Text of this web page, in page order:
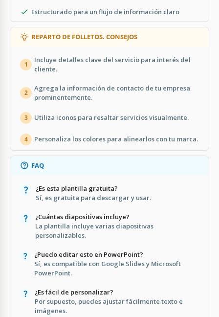
Estructurado para un flujo de información claro
REPARTO DE FOLLETOS. CONSEJOS
1
Incluye detalles clave del servicio para interés del
cliente.
2
Agrega la información de contacto de tu empresa
prominentemente.
3 Utiliza iconos para resaltar servicios visualmente.
4 Personaliza los colores para alinearlos con tu marca.
FAQ
¿Es esta plantilla gratuita?
Sí, es gratuita para descargar y usar.
¿Cuántas diapositivas incluye?
La plantilla incluye varias diapositivas
personalizables.
¿Puedo editar esto en PowerPoint?
Sí, es compatible con Google Slides y Microsoft
PowerPoint.
¿Es fácil de personalizar?
Por supuesto, puedes ajustar fácilmente texto e
imágenes.